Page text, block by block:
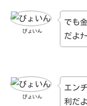
ぴょいん
でも
だよﾅ
ぴょいん
エン
利だ